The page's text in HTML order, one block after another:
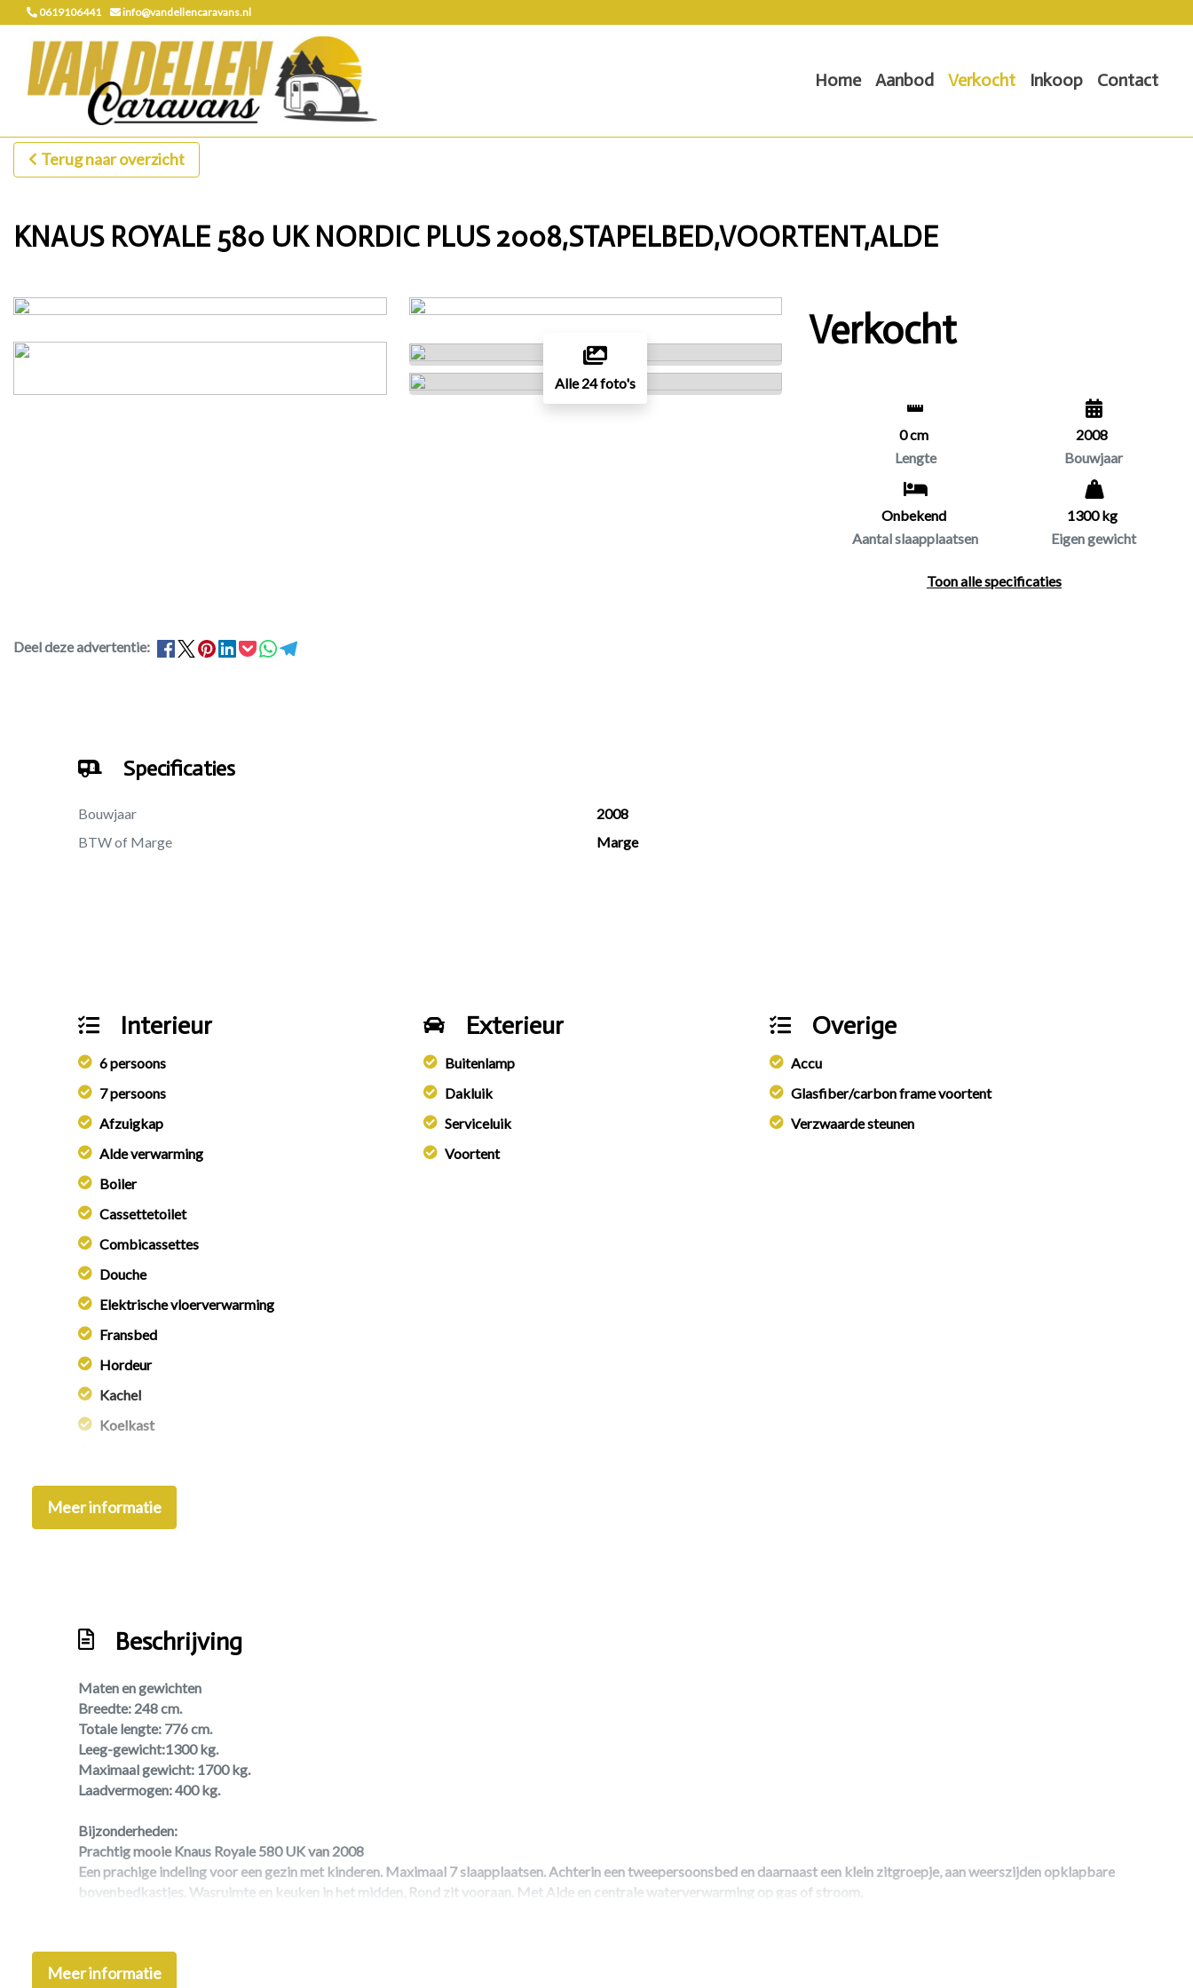
0619106441 info@vandellencaravans.nl
Home Aanbod Verkocht Inkoop Contact
Terug naar overzicht
KNAUS ROYALE 580 UK NORDIC PLUS 2008,STAPELBED,VOORTENT,ALDE
Alle 24 foto's
Verkocht
0 cm
Lengte
Onbekend
Aantal slaapplaatsen
2008
Bouwjaar
1300 kg
Eigen gewicht
Toon alle specificaties
Deel deze advertentie:
Specificaties
Bouwjaar
2008
BTW of Marge
Marge
Interieur
6 persoons
7 persoons
Afzuigkap
Alde verwarming
Boiler
Cassettetoilet
Combicassettes
Douche
Elektrische vloerverwarming
Fransbed
Hordeur
Kachel
Koelkast
Middenkeuken
Omvormer
Schoonwatertank
Stapelbed
Toilet/wasruimte
Tv-antenne
Vast bed
Exterieur
Buitenlamp
Dakluik
Serviceluik
Voortent
Overige
Accu
Glasfiber/carbon frame voortent
Verzwaarde steunen
Meer informatie
Beschrijving
Maten en gewichten
Breedte: 248 cm.
Totale lengte: 776 cm.
Leeg-gewicht:1300 kg.
Maximaal gewicht: 1700 kg.
Laadvermogen: 400 kg.
Bijzonderheden:
Prachtig mooie Knaus Royale 580 UK van 2008
Een prachige indeling voor een gezin met kinderen. Maximaal 7 slaapplaatsen. Achterin een tweepersoonsbed en daarnaast een klein zitgroepje, aan weerszijden opklapbare
bovenbedkastjes. Wasruimte en keuken in het midden, Rond zit vooraan. Met Alde en centrale waterverwarming op gas of stroom.
Onderstel keuring 2024
Meer informatie